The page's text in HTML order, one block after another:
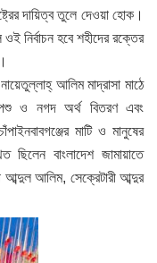
দায়িত্ব তুলে দেওয়া হোক।
নির্বাচন হবে শহীদের রক্তের
আলিম মাদ্রাসা মাঠে
ও নগদ অর্থ বিতরণ এবং
মাটি ও মানুষের
বাংলাদেশ জামায়াতে
আব্দুল আলিম, সেক্রেটারী আব্দুর